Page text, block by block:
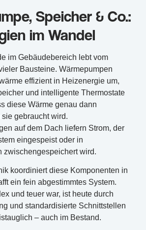
Speicher & Co.:
im Wandel
im Gebäudebereich lebt vom
Bausteine. Wärmepumpen
effizient in Heizenergie um,
und intelligente Thermostate
diese Wärme genau dann
gebraucht wird.
auf dem Dach liefern Strom, der
eingespeist oder in
zwischengespeichert wird.
koordiniert diese Komponenten in
ein fein abgestimmtes System.
und teuer war, ist heute durch
und standardisierte Schnittstellen
– auch im Bestand.